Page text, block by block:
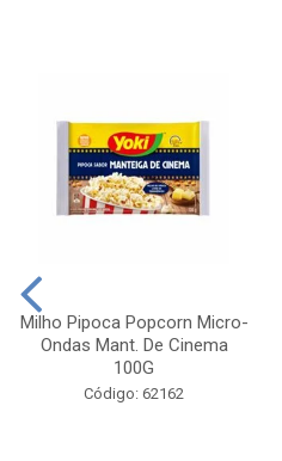
Milho Pipoca Popcorn Micro-
Ondas Mant. De Cinema
100G
Código: 62162